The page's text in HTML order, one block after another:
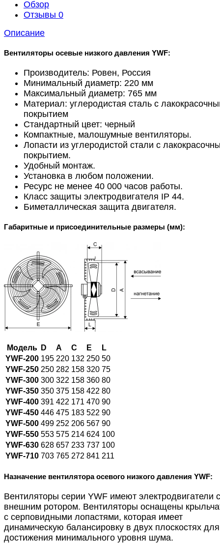
Обзор
Отзывы 0
Описание
Вентиляторы осевые низкого давления YWF:
Производитель: Ровен, Россия
Минимальный диаметр: 220 мм
Максимальный диаметр: 765 мм
Материал: углеродистая сталь с
покрытием
Стандартный цвет: черный
Компактные, малошумные вентиляторы.
Лопасти из углеродистой стали с
покрытием.
Удобный монтаж.
Установка в любом положении.
Ресурс не менее 40 000 часов работы.
Класс защиты электродвигателя IP 44.
Биметаллическая защита двигателя.
Габаритные и присоединительные размеры (мм):
Модель D A C E
L
YWF-200 195 220 132 250 50
YWF-250 250 282 158 320 75
YWF-300 300 322 158 360 80
YWF-350 350 375 158 422 80
YWF-400 391 422 171 470 90
YWF-450 446 475 183 522 90
YWF-500 499 252 206 567 90
YWF-550 553 575 214 624 100
YWF-630 628 657 233 737 100
YWF-710 703 765 272 841 211
Назначение вентилятора осевого низкого давления YWF:
Вентиляторы серии YWF имеют электродвигатели с
внешним ротором. Вентиляторы оснащены
с серповидными лопастями, которая имеет
динамическую балансировку в двух плоскостях для
достижения минимального уровня шума.